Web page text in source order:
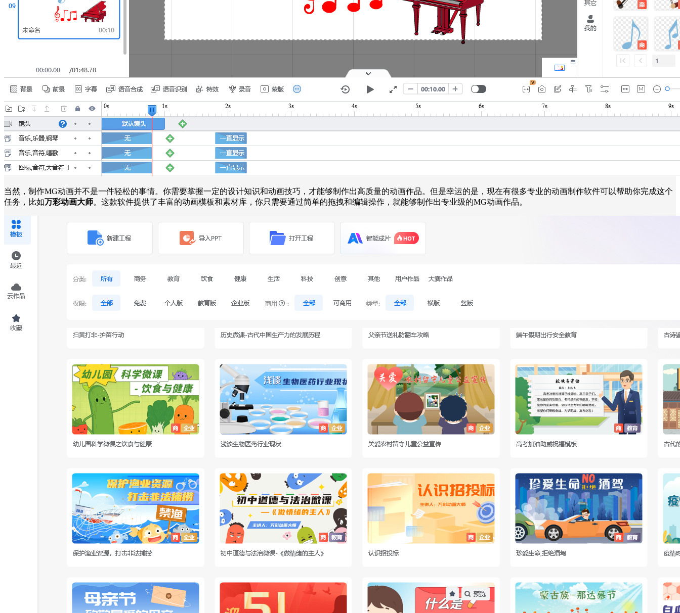
当然，制作MG动画并不是一件轻松的事情。你需要掌握一定的设计知识和动画技巧，才能够制作出高质量的动画作品。但是幸运的是，现在有很多专业的动画制作软件可以帮助你完成这个
任务，比如万彩动画大师。这款软件提供了丰富的动画模板和素材库，你只需要通过简单的拖拽和编辑操作，就能够制作出专业级的MG动画作品。